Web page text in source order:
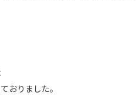
おりました。